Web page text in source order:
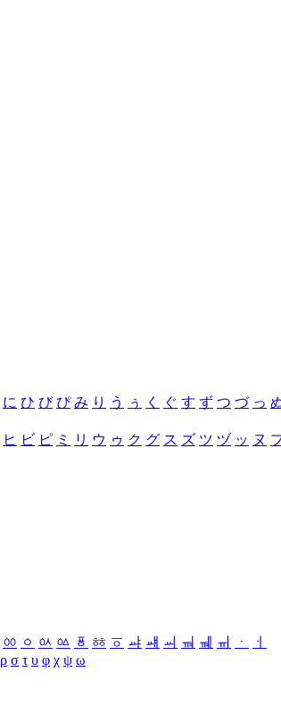
に ひ び ぴ み り う ぅ く ぐ す ず つ づ っ
ヒ ビ ピ ミ リ ウ ゥ ク グ ス ズ ツ ヅ ッ ヌ
ㆀ ㆁ ㆂ ㆃ ㆄ ㆅ ㆆ ㆇ ㆈ ㆉ ㆊ ㆋ ㆌ ㆍ
ㆎ
ρ σ τ υ φ χ ψ ω